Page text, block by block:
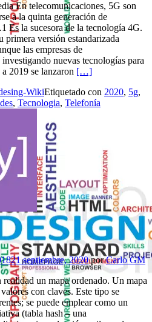
En telecomunicaciones, 5G son
a la quinta generación de
Es la sucesora de la tecnología 4G.
primera versión estandarizada
las empresas de
nuevas tecnologías para
2019 se lanzaron Leer
[…]
WikiEtiquetado con 2020, 5g,
, Tecnologia, Telefonía
21 septiembre, 2020porCarlo GM
un mapa ordenado. Un mapa
con claves. Este tipo se
se puede emplear como un
(tabla hash – una